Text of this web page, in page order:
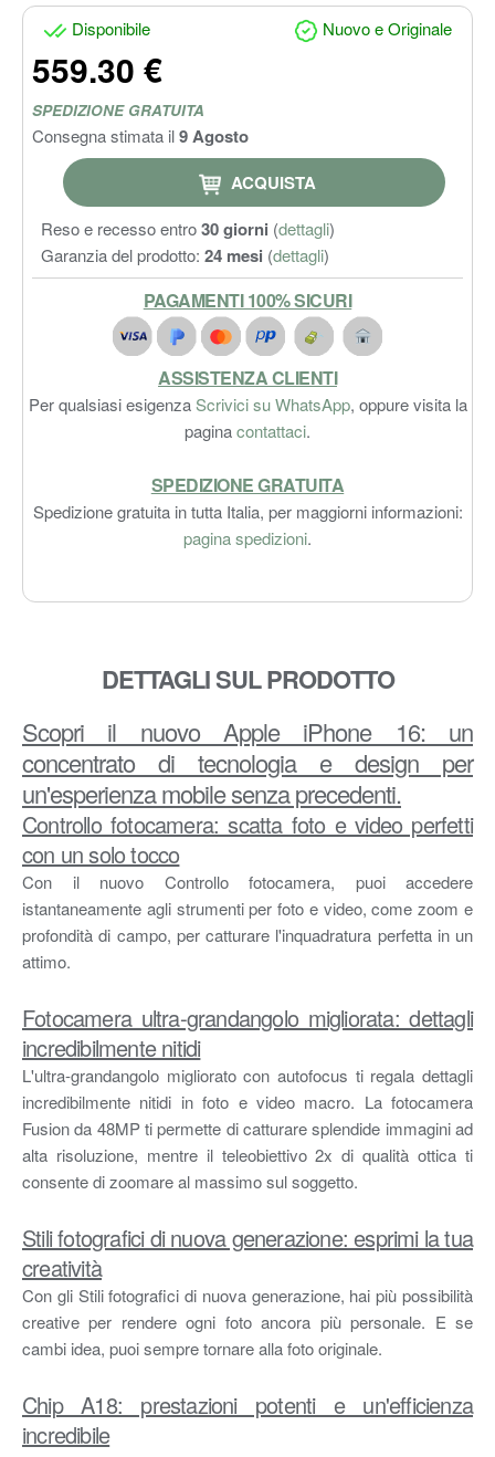
Disponibile Nuovo e Originale
559.30 €
SPEDIZIONE GRATUITA
Consegna stimata il9 Agosto
ACQUISTA
Reso e recesso entro30 giorni (dettagli)
Garanzia del prodotto: 24 mesi (dettagli)
PAGAMENTI 100% SICURI
ASSISTENZA CLIENTI
Per qualsiasi esigenzaScrivici su WhatsApp, oppure visita la
paginacontattaci.
SPEDIZIONE GRATUITA
Spedizione gratuita in tutta Italia, per maggiorni informazioni:
pagina spedizioni.
DETTAGLI SUL PRODOTTO
Scopri il nuovo Apple iPhone 16: un
concentrato di tecnologia e design per
un'esperienza mobile senza precedenti.
Controllo fotocamera: scatta foto e video perfetti
con un solo tocco
Con il nuovo Controllo fotocamera, puoi accedere
istantaneamente agli strumenti per foto e video, come zoom e
profondità di campo, per catturare l'inquadratura perfetta in un
attimo.
Fotocamera ultra-grandangolo migliorata: dettagli
incredibilmente nitidi
L'ultra-grandangolo migliorato con autofocus ti regala dettagli
incredibilmente nitidi in foto e video macro. La fotocamera
Fusion da 48MP ti permette di catturare splendide immagini ad
alta risoluzione, mentre il teleobiettivo 2x di qualità ottica ti
consente di zoomare al massimo sul soggetto.
Stili fotografici di nuova generazione: esprimi la tua
creatività
Con gli Stili fotografici di nuova generazione, hai più possibilità
creative per rendere ogni foto ancora più personale. E se
cambi idea, puoi sempre tornare alla foto originale.
Chip A18: prestazioni potenti e un'efficienza
incredibile